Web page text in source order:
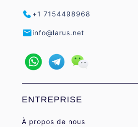
+1 7154498968
info@larus.net
ENTREPRISE
À propos de nous